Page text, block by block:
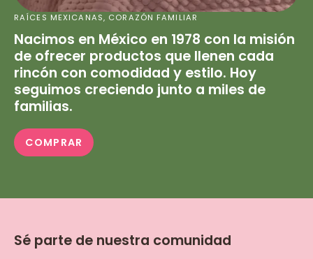
RAÍCES MEXICANAS, CORAZÓN FAMILIAR
Nacimos en México en 1978 con la misión
de ofrecer productos que llenen cada
rincón con comodidad y estilo. Hoy
seguimos creciendo junto a miles de
familias.
COMPRAR
Sé parte de nuestra comunidad